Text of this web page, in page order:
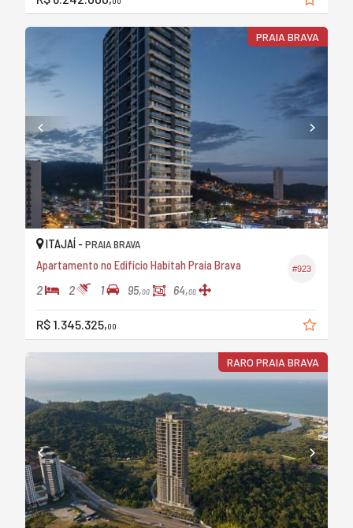
PRAIA BRAVA
#923
ITAJAÍ - PRAIA BRAVA
Apartamento no Edifício Habitah Praia Brava
2 2 1 95,00 64,00
R$ 1.345.325,00
RARO PRAIA BRAVA